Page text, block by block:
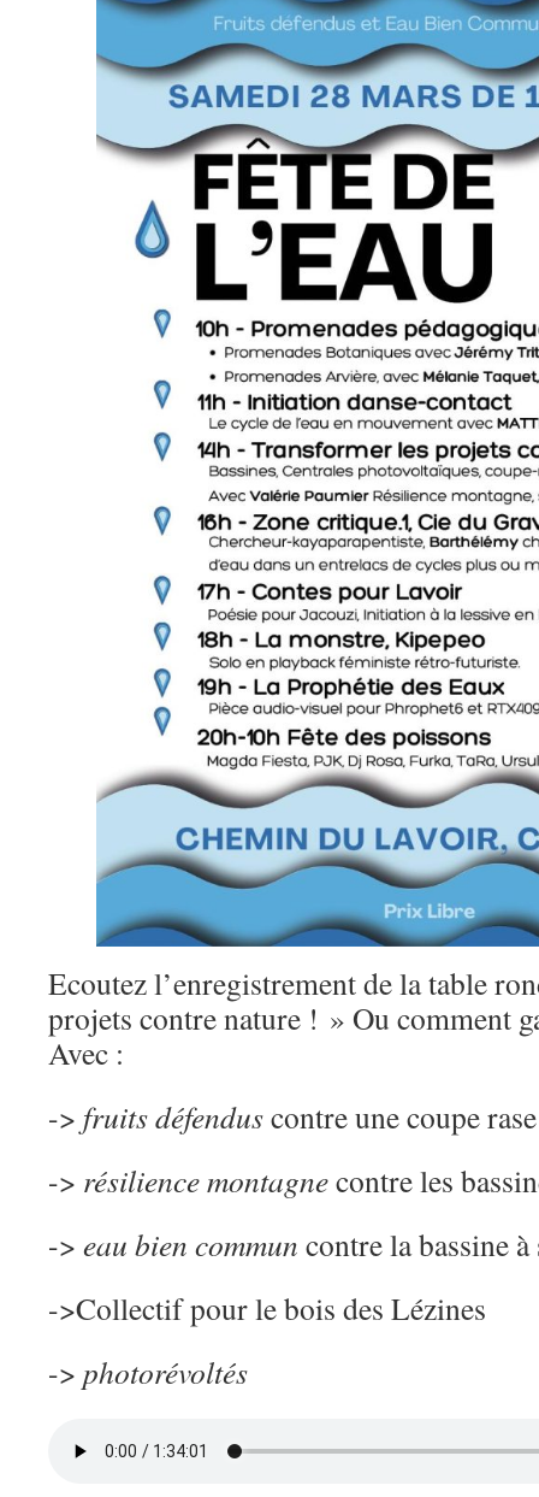
Ecoutez l’enregistrement de la table
projets contre nature ! » Ou comment
Avec :
-> fruits défenduscontre une coupe
-> résilience montagnecontre les
-> eau bien commun contre la bassine
->Collectif pour le bois des Lézines
-> photorévoltés